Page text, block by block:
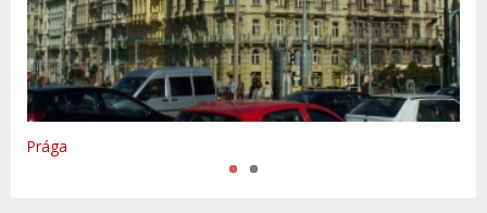
Prága
Varsó